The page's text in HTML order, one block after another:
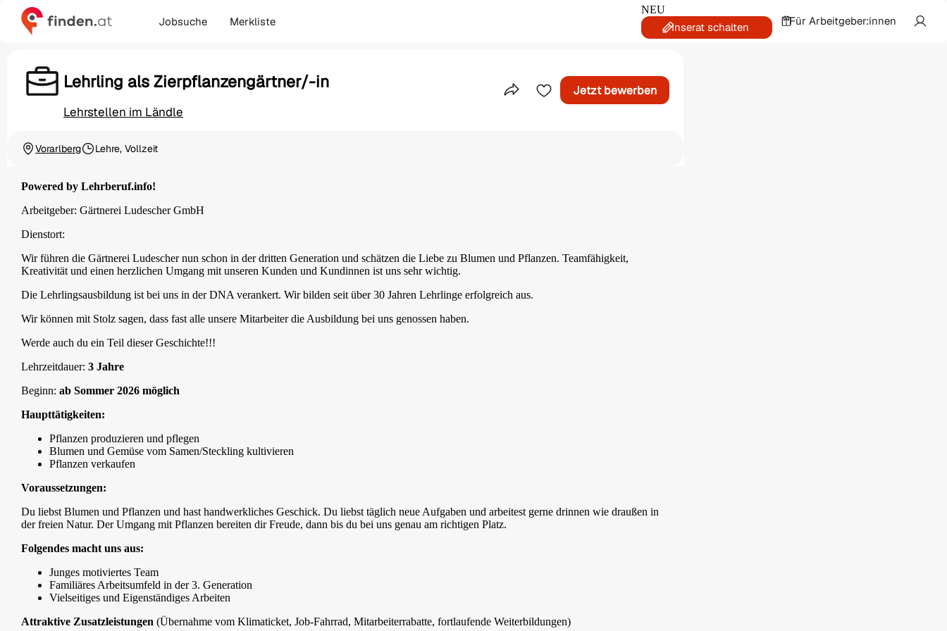
Jobsuche Merkliste
NEU
Inserat schalten Für Arbeitgeber:innen
Lehrling als Zierpflanzengärtner/-in
Lehrstellen im Ländle
Teile dieses Inserat
Jetzt bewerben
Ortschaft
VorarlbergBeschäftigungsart
Lehre, Vollzeit
Powered by Lehrberuf.info!
Arbeitgeber: Gärtnerei Ludescher GmbH
Dienstort:
Wir führen die Gärtnerei Ludescher nun schon in der dritten Generation und schätzen die Liebe zu Blumen und Pflanzen. Teamfähigkeit,
Kreativität und einen herzlichen Umgang mit unseren Kunden und Kundinnen ist uns sehr wichtig.
Die Lehrlingsausbildung ist bei uns in der DNA verankert. Wir bilden seit über 30 Jahren Lehrlinge erfolgreich aus.
Wir können mit Stolz sagen, dass fast alle unsere Mitarbeiter die Ausbildung bei uns genossen haben.
Werde auch du ein Teil dieser Geschichte!!!
Lehrzeitdauer: 3 Jahre
Beginn: ab Sommer 2026 möglich
Haupttätigkeiten:
Pflanzen produzieren und pflegen
Blumen und Gemüse vom Samen/Steckling kultivieren
Pflanzen verkaufen
Voraussetzungen:
Du liebst Blumen und Pflanzen und hast handwerkliches Geschick. Du liebst täglich neue Aufgaben und arbeitest gerne drinnen wie draußen in
der freien Natur. Der Umgang mit Pflanzen bereiten dir Freude, dann bis du bei uns genau am richtigen Platz.
Folgendes macht uns aus:
Junges motiviertes Team
Familiäres Arbeitsumfeld in der 3. Generation
Vielseitiges und Eigenständiges Arbeiten
Attraktive Zusatzleistungen (Übernahme vom Klimaticket, Job-Fahrrad, Mitarbeiterrabatte, fortlaufende Weiterbildungen)